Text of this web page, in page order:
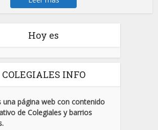
Hoy es
COLEGIALES INFO
una página web con contenido
de Colegiales y barrios